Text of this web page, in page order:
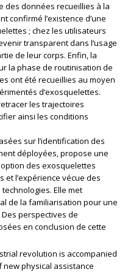
des données recueillies à la
confirmé l’existence d’une
; chez les utilisateurs
transparent dans l’usage
de leur corps. Enfin, la
la phase de routinisation de
ont été recueillies au moyen
d’exosquelettes.
les trajectoires
ainsi les conditions
sur l’identification des
déployées, propose une
des exosquelettes
l’expérience vécue des
Elle met
de la familiarisation pour une
perspectives de
en conclusion de cette
revolution is accompanied
physical assistance